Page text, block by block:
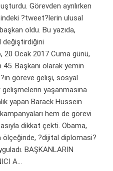
Görevden ayrılırken
?tweet?lerin ulusal
oldu. Bu yazıda,
değiştirdiğini
20 Ocak 2017 Cuma günü,
Başkanı olarak yemin
göreve gelişi, sosyal
gelişmelerin yaşanmasına
yapan Barack Hussein
hem de görevi
dikkat çekti. Obama,
?dijital diplomasi?
BAŞKANLARIN
A...